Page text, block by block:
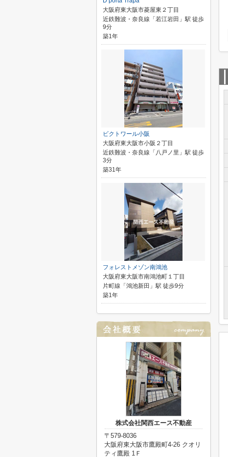
大阪府東大阪市菱屋東２丁目
近鉄難波・奈良線「若江岩田」駅 徒歩
9分
築1年
ビクトワール小阪
大阪府東大阪市小阪２丁目
近鉄難波・奈良線「八戸ノ里」駅 徒歩
3分
築31年
フォレストメゾン南鴻池
大阪府東大阪市南鴻池町１丁目
片町線「鴻池新田」駅 徒歩9分
築1年
株式会社関西エース不動産
〒579-8036
大阪府東大阪市鷹殿町4-26 クオリ
ティ鷹殿 1Ｆ